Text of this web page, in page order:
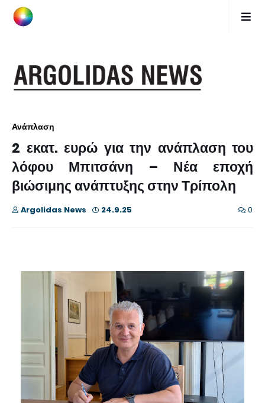
Ανάπλαση
2 εκατ. ευρώ για την ανάπλαση του
λόφου Μπιτσάνη – Νέα εποχή
βιώσιμης ανάπτυξης στην Τρίπολη
Argolidas News 24.9.25 0